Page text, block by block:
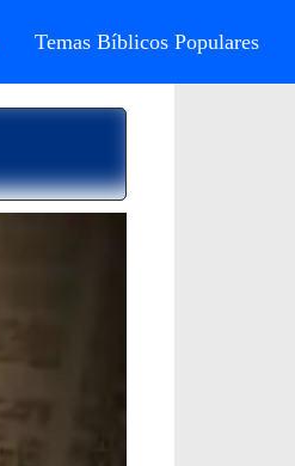
Temas Bíblicos Populares